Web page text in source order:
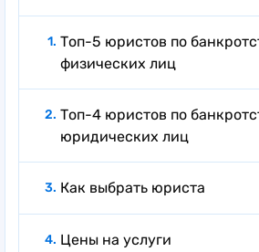
Топ-5 юристов по
физических лиц
Топ-4 юристов по
юридических лиц
Как выбрать юриста
Цены на услуги